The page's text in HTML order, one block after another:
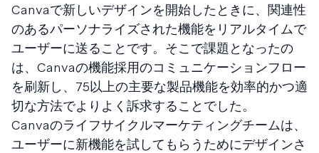
Canvaで新しいデザインを開始したときに、関連性
のあるパーソナライズされた機能をリアルタイムで
ユーザーに送ることです。そこで課題となったの
は、Canvaの機能採用のコミュニケーションフロー
を刷新し、75以上の主要な製品機能を効率的かつ適
切な方法でよりよく訴求することでした。
Canvaのライフサイクルマーケティングチームは、
ユーザーに新機能を試してもらうためにデザインさ